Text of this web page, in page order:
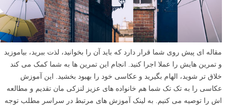
مقاله ای پیش روی شما قرار دارد که باید آن را بخوانید، لذت ببرید، بیاموزید
و تمرین هایش را عملا اجرا کنید. انجام این تمرین ها به شما کمک می کند
خلاق تر شوید، الهام بگیرید و عکاسی خود را بهبود بخشید. این آموزش
عکاسی را به تک تک شما هم خانواده های عزیز لنزکی مان تقدیم و مطالعه
اش را توصیه می کنیم. به لینک آموزش های مرتبط در سراسر مطلب توجه